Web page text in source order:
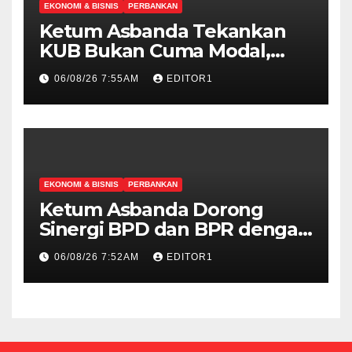
EKONOMI & BISNIS PERBANKAN
Ketum Asbanda Tekankan
KUB Bukan Cuma Modal,
Tetapi Sinergi IT dan SDM
06/08/26 7:55AM EDITOR1
EKONOMI & BISNIS PERBANKAN
Ketum Asbanda Dorong
Sinergi BPD dan BPR dengan
Mitigasi Risiko Ketat
06/08/26 7:52AM EDITOR1